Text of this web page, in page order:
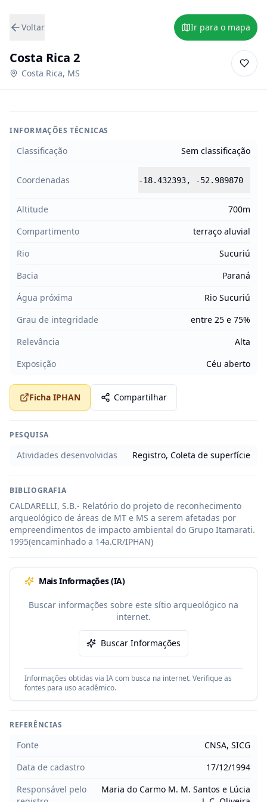
Voltar Ir para o mapa
Costa Rica 2
Costa Rica, MS
INFORMAÇÕES TÉCNICAS
Classificação Sem classificação
Coordenadas -18.432393, -52.989870
Altitude
700m
Compartimento
terraço aluvial
Rio
Sucuriú
Bacia
Paraná
Água próxima
Rio Sucuriú
Grau de integridade
entre 25 e 75%
Relevância
Alta
Exposição
Céu aberto
Ficha IPHAN Compartilhar
PESQUISA
Atividades desenvolvidas Registro, Coleta de superfície
BIBLIOGRAFIA
CALDARELLI, S.B.- Relatório do projeto de reconhecimento
arqueológico de áreas de MT e MS a serem afetadas por
empreendimentos de impacto ambiental do Grupo Itamarati.
1995(encaminhado a 14a.CR/IPHAN)
Mais Informações (IA)
Buscar informações sobre este sítio arqueológico na
internet.
Buscar Informações
Informações obtidas via IA com busca na internet. Verifique as
fontes para uso acadêmico.
REFERÊNCIAS
Fonte
CNSA, SICG
Data de cadastro
17/12/1994
Responsável pelo
Maria do Carmo M. M. Santos e Lúcia